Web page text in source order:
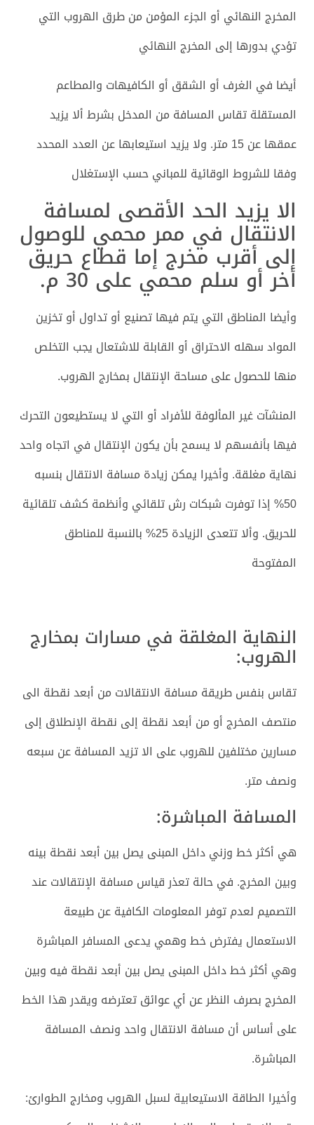
المخرج النهائي أو الجزء المؤمن من طرق الهروب التي
تؤدي بدورها إلى المخرج النهائي
أيضا في الغرف أو الشقق أو الكافيهات والمطاعم
المستقلة تقاس المسافة من المدخل بشرط ألا يزيد
عمقها عن 15 متر. ولا يزيد استيعابها عن العدد المحدد
وفقا للشروط الوقائية للمباني حسب الإستغلال
الا يزيد الحد الأقصى لمسافة
الانتقال في ممر محمي للوصول
إلى أقرب مخرج إما قطاع حريق
أخر أو سلم محمي على 30 م.
وأيضا المناطق التي يتم فيها تصنيع أو تداول أو تخزين
المواد سهله الاحتراق أو القابلة للاشتعال يجب التخلص
منها للحصول على مساحة الإنتقال بمخارج الهروب.
المنشآت غير المألوفة للأفراد أو التي لا يستطيعون التحرك
فيها بأنفسهم لا يسمح بأن يكون الإنتقال في اتجاه واحد
نهاية مغلقة. وأخيرا يمكن زيادة مسافة الانتقال بنسبه
50% إذا توفرت شبكات رش تلقائي وأنظمة كشف تلقائية
للحريق. وألا تتعدى الزيادة 25% بالنسبة للمناطق
المفتوحة
النهاية المغلقة في مسارات بمخارج
الهروب:
تقاس بنفس طريقة مسافة الانتقالات من أبعد نقطة الى
منتصف المخرج أو من أبعد نقطة إلى نقطة الإنطلاق إلى
مسارين مختلفين للهروب على الا تزيد المسافة عن سبعه
ونصف متر.
المسافة المباشرة:
هي أكثر خط وزني داخل المبنى يصل بين أبعد نقطة بينه
وبين المخرج. في حالة تعذر قياس مسافة الإنتقالات عند
التصميم لعدم توفر المعلومات الكافية عن طبيعة
الاستعمال يفترض خط وهمي يدعى المسافر المباشرة
وهي أكثر خط داخل المبنى يصل بين أبعد نقطة فيه وبين
المخرج بصرف النظر عن أي عوائق تعترضه ويقدر هذا الخط
على أساس أن مسافة الانتقال واحد ونصف المسافة
المباشرة.
وأخيرا الطاقة الاستيعابية لسبل الهروب ومخارج الطوارئ: